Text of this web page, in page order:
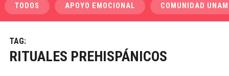
TODOS APOYO EMOCIONAL COMUNIDAD UNAM
TAG:
RITUALES PREHISPÁNICOS